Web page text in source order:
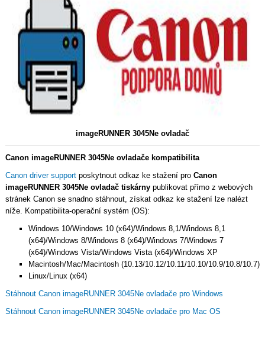
imageRUNNER 3045Ne ovladač
Canon imageRUNNER 3045Ne ovladače kompatibilita
Canon driver supportposkytnout odkaz ke stažení pro Canon
imageRUNNER 3045Ne ovladač tiskárnypublikovat přímo z webových
stránek Canon se snadno stáhnout, získat odkaz ke stažení lze nalézt
níže. Kompatibilita-operační systém (OS):
Windows 10/Windows 10 (x64)/Windows 8,1/Windows 8,1
(x64)/Windows 8/Windows 8 (x64)/Windows 7/Windows 7
(x64)/Windows Vista/Windows Vista (x64)/Windows XP
Macintosh/Mac/Macintosh (10.13/10.12/10.11/10.10/10.9/10.8/10.7)
Linux/Linux (x64)
Stáhnout Canon imageRUNNER 3045Ne ovladače pro Windows
Stáhnout Canon imageRUNNER 3045Ne ovladače pro Mac OS